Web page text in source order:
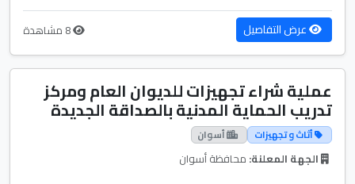
عرض التفاصيل
عملية شراء تجهيزات للديوان العام ومركز
تدريب الحماية المدنية بالصداقة الجديدة
أثاث و تجهيزات أسوان
الجهة المعلنة: محافظة أسوان